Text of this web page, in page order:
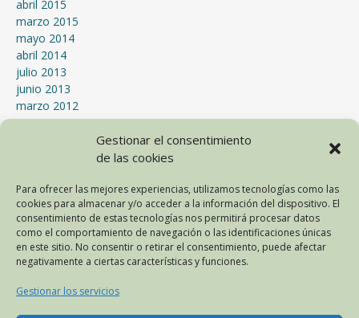
Gestionar el consentimiento
de las cookies
Para ofrecer las mejores experiencias, utilizamos tecnologías como las
cookies para almacenar y/o acceder a la información del dispositivo. El
consentimiento de estas tecnologías nos permitirá procesar datos
como el comportamiento de navegación o las identificaciones únicas
en este sitio. No consentir o retirar el consentimiento, puede afectar
negativamente a ciertas características y funciones.
Gestionar los servicios
abril 2015
marzo 2015
mayo 2014
abril 2014
julio 2013
junio 2013
marzo 2012
enero 2012
septiembre 2011
abril 2011
marzo 2011
mayo 2010
abril 2010
febrero 2009
META